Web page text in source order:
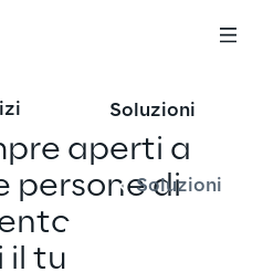
Soluzioni
Soluzioni
aperti a
persone di
tuo CV e